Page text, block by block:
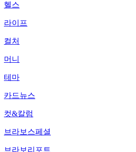
헬스
라이프
컬처
머니
테마
카드뉴스
컷&칼럼
브라보스페셜
브라보리포트